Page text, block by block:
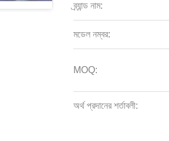
ব্র্যান্ড নাম:
মডেল নম্বর:
MOQ:
অর্থ প্রদানের শর্তাবলী: